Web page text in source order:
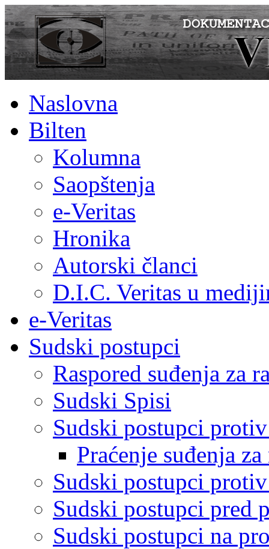
Naslovna
Bilten
Kolumna
Saopštenja
e-Veritas
Hronika
Autorski članci
D.I.C. Veritas u
e-Veritas
Sudski postupci
Raspored suđenja za
Sudski Spisi
Sudski postupci
Praćenje suđenja
Sudski postupci
Sudski postupci pred
Sudski postupci na